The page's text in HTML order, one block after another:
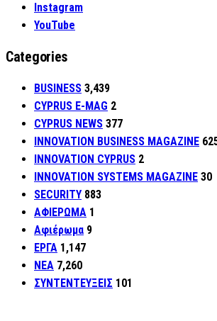
Instagram
YouTube
Categories
BUSINESS 3,439
CYPRUS E-MAG 2
CYPRUS NEWS 377
INNOVATION BUSINESS MAGAZINE
INNOVATION CYPRUS 2
INNOVATION SYSTEMS MAGAZINE 30
SECURITY 883
ΑΦΙΕΡΩΜΑ 1
Αφιέρωμα 9
ΕΡΓΑ 1,147
ΝΕΑ 7,260
ΣΥΝΤΕΝΤΕΥΞΕΙΣ 101